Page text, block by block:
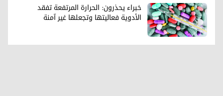
خبراء يحذرون: الحرارة المرتفعة تفقد
الأدوية فعاليتها وتجعلها غير آمنة